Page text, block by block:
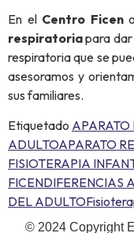
En el Centro Ficen
respiratoriapara
respiratoria que se
asesoramos y
sus familiares.
Etiquetado APARATO
ADULTOAPARATO
FISIOTERAPIA
FICENDIFERENCIAS
DEL ADULTO
© 2024 Copyright